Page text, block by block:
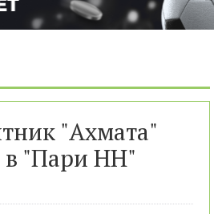
"Ахмата"
"Пари НН"